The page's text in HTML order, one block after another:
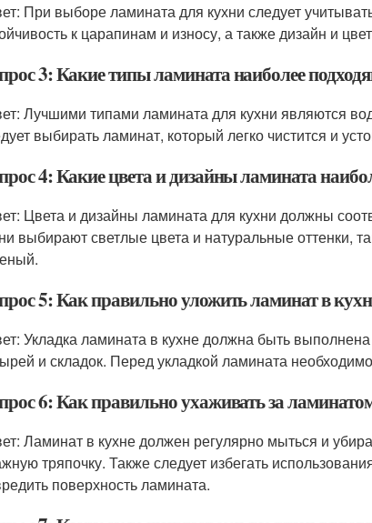
При выборе ламината для кухни следует
к царапинам и износу, а также дизайн и
3: Какие типы ламината наиболее
Лучшими типами ламината для кухни являются
выбирать ламинат, который легко чистится и
4: Какие цвета и дизайны ламината
Цвета и дизайны ламината для кухни должны
выбирают светлые цвета и натуральные оттенки,
5: Как правильно уложить ламинат в
Укладка ламината в кухне должна быть
и складок. Перед укладкой ламината
6: Как правильно ухаживать за
Ламинат в кухне должен регулярно мыться и
тряпочку. Также следует избегать
поверхность ламината.